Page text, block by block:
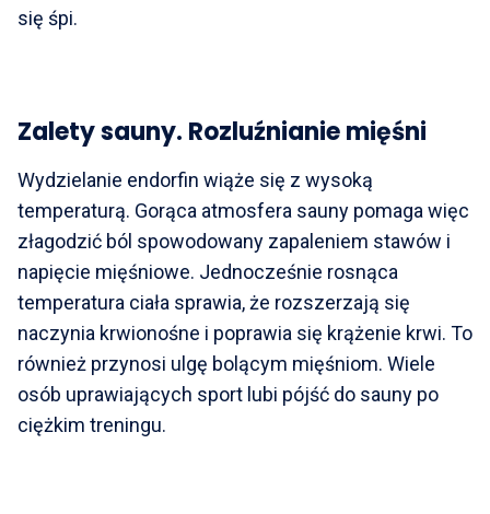
się śpi.
Zalety sauny. Rozluźnianie mięśni
Wydzielanie endorfin wiąże się z wysoką
temperaturą. Gorąca atmosfera sauny pomaga więc
złagodzić ból spowodowany zapaleniem stawów i
napięcie mięśniowe. Jednocześnie rosnąca
temperatura ciała sprawia, że rozszerzają się
naczynia krwionośne i poprawia się krążenie krwi. To
również przynosi ulgę bolącym mięśniom. Wiele
osób uprawiających sport lubi pójść do sauny po
ciężkim treningu.